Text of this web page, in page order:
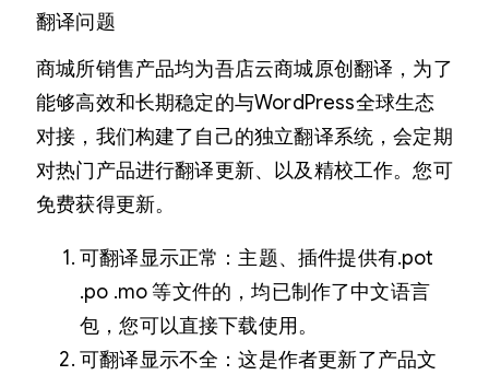
翻译问题
商城所销售产品均为吾店云商城原创翻译，为了
能够高效和长期稳定的与WordPress全球生态
对接，我们构建了自己的独立翻译系统，会定期
对热门产品进行翻译更新、以及精校工作。您可
免费获得更新。
可翻译显示正常：主题、插件提供有.pot
.po .mo 等文件的，均已制作了中文语言
包，您可以直接下载使用。
可翻译显示不全：这是作者更新了产品文